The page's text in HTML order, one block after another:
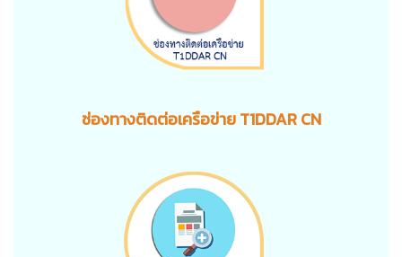
ช่องทางติดต่อเครือข่าย T1DDAR CN